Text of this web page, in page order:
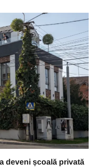
deveni școală privată